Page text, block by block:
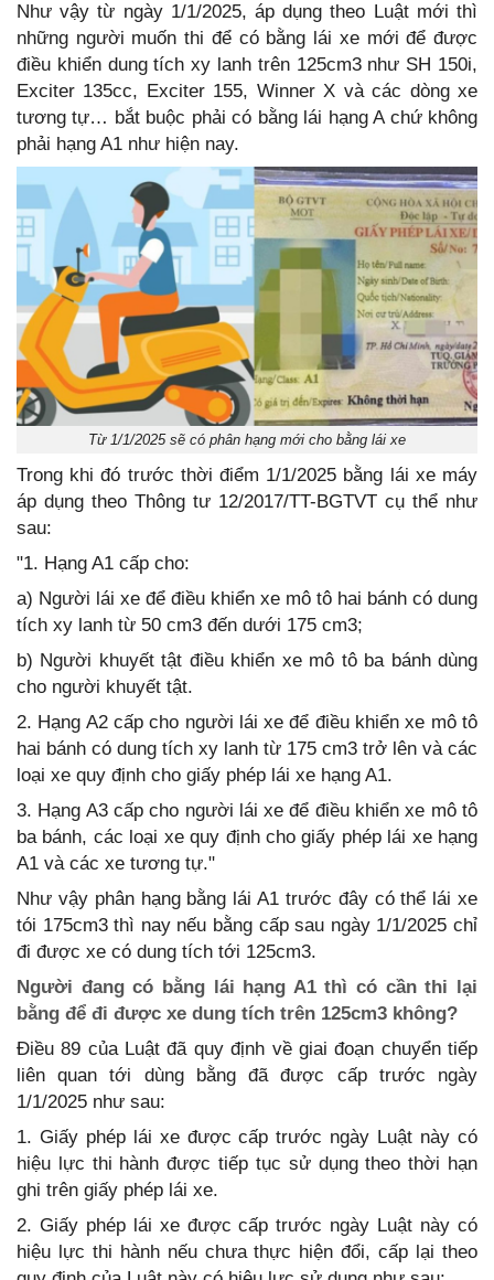
Như vậy từ ngày 1/1/2025, áp dụng theo Luật mới thì
những người muốn thi để có bằng lái xe mới để được
điều khiển dung tích xy lanh trên 125cm3 như SH 150i,
Exciter 135cc, Exciter 155, Winner X và các dòng xe
tương tự… bắt buộc phải có bằng lái hạng A chứ không
phải hạng A1 như hiện nay.
Từ 1/1/2025 sẽ có phân hạng mới cho bằng lái xe
Trong khi đó trước thời điểm 1/1/2025 bằng lái xe máy
áp dụng theo Thông tư 12/2017/TT-BGTVT cụ thể như
sau:
"1. Hạng A1 cấp cho:
a) Người lái xe để điều khiển xe mô tô hai bánh có dung
tích xy lanh từ 50 cm3 đến dưới 175 cm3;
b) Người khuyết tật điều khiển xe mô tô ba bánh dùng
cho người khuyết tật.
2. Hạng A2 cấp cho người lái xe để điều khiển xe mô tô
hai bánh có dung tích xy lanh từ 175 cm3 trở lên và các
loại xe quy định cho giấy phép lái xe hạng A1.
3. Hạng A3 cấp cho người lái xe để điều khiển xe mô tô
ba bánh, các loại xe quy định cho giấy phép lái xe hạng
A1 và các xe tương tự."
Như vậy phân hạng bằng lái A1 trước đây có thể lái xe
tói 175cm3 thì nay nếu bằng cấp sau ngày 1/1/2025 chỉ
đi được xe có dung tích tới 125cm3.
Người đang có bằng lái hạng A1 thì có cần thi lại
bằng để đi được xe dung tích trên 125cm3 không?
Điều 89 của Luật đã quy định về giai đoạn chuyển tiếp
liên quan tới dùng bằng đã được cấp trước ngày
1/1/2025 như sau:
1. Giấy phép lái xe được cấp trước ngày Luật này có
hiệu lực thi hành được tiếp tục sử dụng theo thời hạn
ghi trên giấy phép lái xe.
2. Giấy phép lái xe được cấp trước ngày Luật này có
hiệu lực thi hành nếu chưa thực hiện đổi, cấp lại theo